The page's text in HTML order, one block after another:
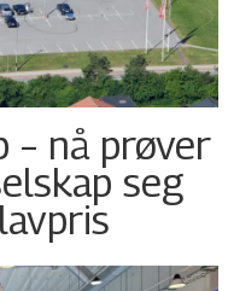
– nå prøver
seg